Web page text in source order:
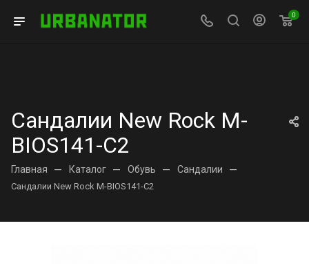
0
Сандалии New Rock M-
BIOS141-C2
Главная — Каталог — Обувь — Сандалии —
Сандалии New Rock M-BIOS141-C2